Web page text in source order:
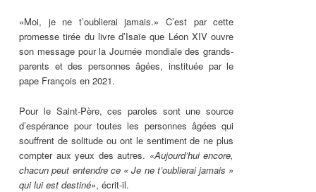
«Moi, je ne t’oublierai jamais.» C’est par cette
promesse tirée du livre d’Isaïe que Léon XIV ouvre
son message pour la Journée mondiale des grands-
parents et des personnes âgées, instituée par le
pape François en 2021.
Pour le Saint-Père, ces paroles sont une source
d’espérance pour toutes les personnes âgées qui
souffrent de solitude ou ont le sentiment de ne plus
compter aux yeux des autres. «Aujourd’hui encore,
chacun peut entendre ce « Je ne t’oublierai jamais »
qui lui est destiné», écrit-il.